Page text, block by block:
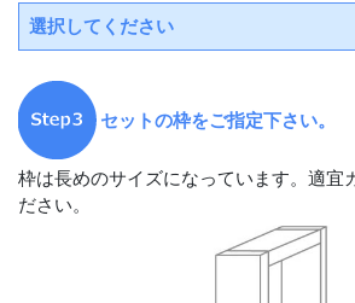
選択してください
平日15時までの
セットの枠をご指定下さい。
枠は長めのサイズになっています。適宜
ださい。